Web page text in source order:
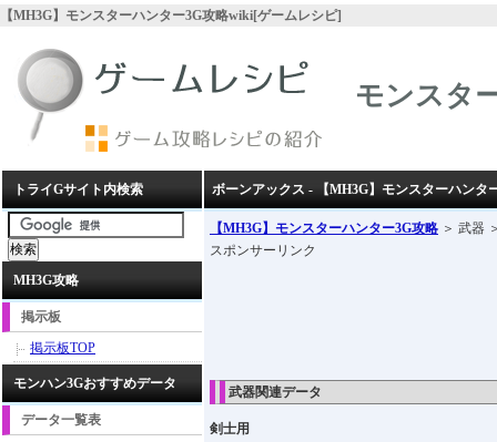
【MH3G】モンスターハンター3G攻略wiki[ゲームレシピ]
モンスタ
ボーンアックス - 【MH3G】モンスターハンタ
【MH3G】モンスターハンター3G攻略 ＞ 武器
スポンサーリンク
武器関連データ
剣士用
トライGサイト内検索
MH3G攻略
掲示板
掲示板TOP
モンハン3Gおすすめデータ
データ一覧表